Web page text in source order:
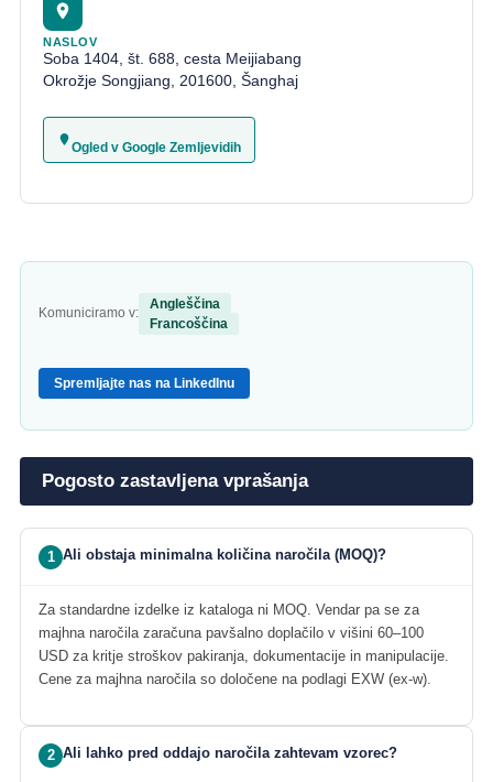
NASLOV
Soba 1404, št. 688, cesta Meijiabang
Okrožje Songjiang, 201600, Šanghaj
Ogled v Google Zemljevidih
Komuniciramo v:
Angleščina
Francoščina
Spremljajte nas na LinkedInu
Pogosto zastavljena vprašanja
1 Ali obstaja minimalna količina naročila (MOQ)?
Za standardne izdelke iz kataloga ni MOQ. Vendar pa se za
majhna naročila zaračuna pavšalno doplačilo v višini 60–100
USD za kritje stroškov pakiranja, dokumentacije in manipulacije.
Cene za majhna naročila so določene na podlagi EXW (ex-w).
2 Ali lahko pred oddajo naročila zahtevam vzorec?